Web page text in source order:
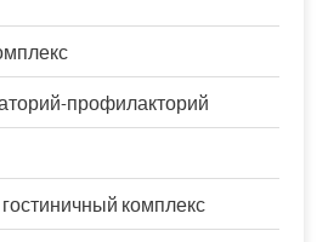
профилакторий
комплекс